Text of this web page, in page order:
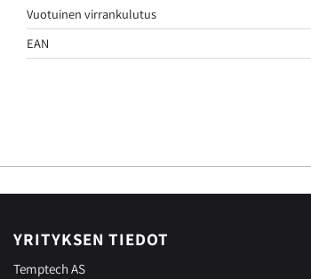
Vuotuinen virrankulutus
EAN
YRITYKSEN TIEDOT
Temptech AS